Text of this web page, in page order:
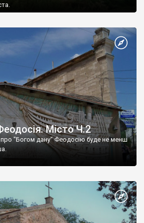
Місто Ч.2
про "Богом дану" Феодосію буде не менш